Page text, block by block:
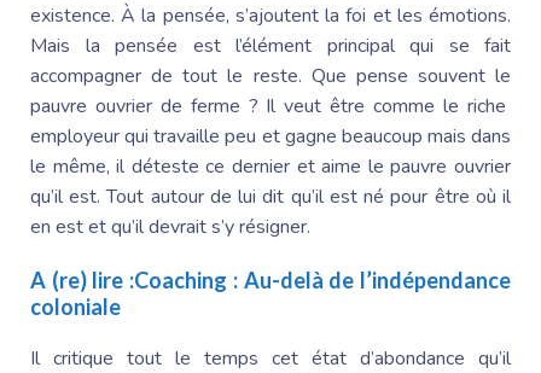
existence. À la pensée, s’ajoutent la foi et les émotions.
Mais la pensée est l’élément principal qui se fait
accompagner de tout le reste. Que pense souvent le
pauvre ouvrier de ferme ? Il veut être comme le riche
employeur qui travaille peu et gagne beaucoup mais dans
le même, il déteste ce dernier et aime le pauvre ouvrier
qu’il est. Tout autour de lui dit qu’il est né pour être où il
en est et qu’il devrait s’y résigner.
A (re) lire :Coaching : Au-delà de l’indépendance
coloniale
Il critique tout le temps cet état d’abondance qu’il